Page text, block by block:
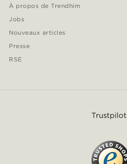
À propos de Trendhim
Jobs
Nouveaux articles
Presse
RSE
Trustpilot